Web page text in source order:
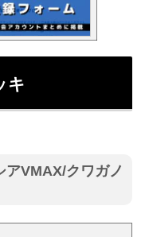
キ
アVMAX/クワガノ